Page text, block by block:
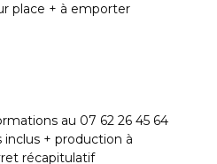
place + à emporter
au 07 62 26 45 64
inclus + production à
récapitulatif